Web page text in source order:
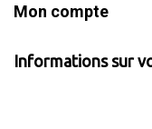
Mon compte
Informations sur